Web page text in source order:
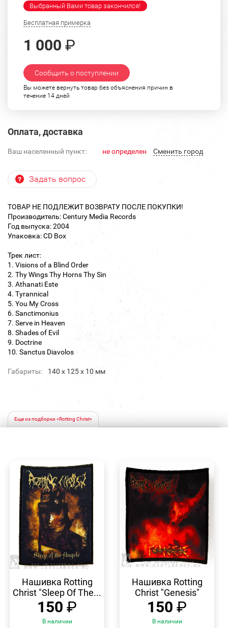
Выбранный Вами товар закончился!
Бесплатная примерка
1 000 ₽
Сообщить о поступлении
Вы можете вернуть товар без объяснения причин в
течение 14 дней
Оплата, доставка
Ваш населенный пункт: не определен Cменить город
Задать вопрос
ТОВАР НЕ ПОДЛЕЖИТ ВОЗВРАТУ ПОСЛЕ ПОКУПКИ!
Производитель: Century Media Records
Год выпуска: 2004
Упаковка: CD Box
Трек лист:
1. Visions of a Blind Order
2. Thy Wings Thy Horns Thy Sin
3. Athanati Este
4. Tyrannical
5. You My Cross
6. Sanctimonius
7. Serve in Heaven
8. Shades of Evil
9. Doctrine
10. Sanctus Diavolos
Габариты: 140 х 125 х 10 мм
Еще из подборки «Rotting Christ»
ПРОСМОТР
Нашивка Rotting
Christ "Sleep Of The...
150 ₽
В наличии
ПРОСМОТР
Нашивка Rotting
Christ "Genesis"
150 ₽
В наличии